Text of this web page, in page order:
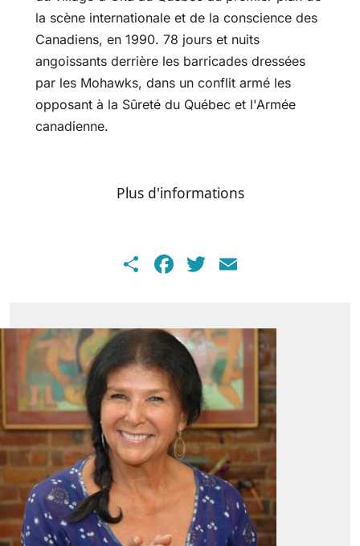
la scène internationale et de la conscience des
Canadiens, en 1990. 78 jours et nuits
angoissants derrière les barricades dressées
par les Mohawks, dans un conflit armé les
opposant à la Sûreté du Québec et l'Armée
canadienne.
Plus d'informations
ShareFacebook
Twitter